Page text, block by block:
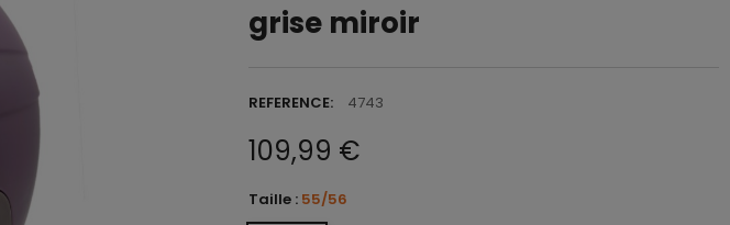
grise miroir
REFERENCE: 4743
109,99 €
Taille : 55/56